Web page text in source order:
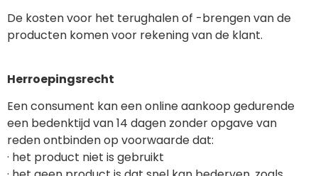
De kosten voor het terughalen of -brengen van de
producten komen voor rekening van de klant.
Herroepingsrecht
Een consument kan een online aankoop gedurende
een bedenktijd van 14 dagen zonder opgave van
reden ontbinden op voorwaarde dat:
· het product niet is gebruikt